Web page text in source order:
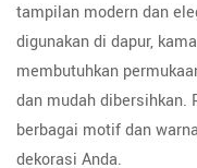
tampilan modern dan
digunakan di dapur,
membutuhkan
dan mudah dibersihkan.
berbagai motif dan
dekorasi Anda.